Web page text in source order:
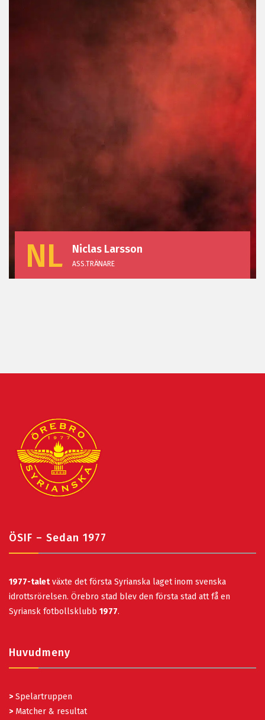
NL Niclas Larsson
ASS.TRÄNARE
ÖSIF – Sedan 1977
1977-taletväxte det första Syrianska laget inom svenska
idrottsrörelsen. Örebro stad blev den första stad att få en
Syriansk fotbollsklubb 1977.
Huvudmeny
> Spelartruppen
> Matcher & resultat